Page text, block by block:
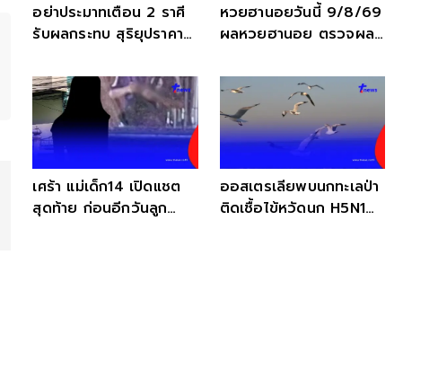
อย่าประมาทเตือน 2 ราศี
รับผลกระทบ สุริยุปราคา
หวยฮานอยวันนี้ 9/8/69
ผลหวยฮานอย ตรวจผล
เศร้า แม่เด็ก14 เปิดแชต
สุดท้าย ก่อนอีกวันลูก
ออสเตรเลียพบนกทะเลป่า
ติดเชื้อไข้หวัดนก H5N1